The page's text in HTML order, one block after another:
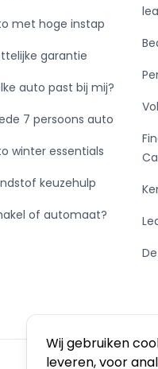
Wij gebruiken
leveren, voor
met hoge instap
garantie
auto past bij mij?
7 persoons auto
winter essentials
keuzehulp
of automaat?